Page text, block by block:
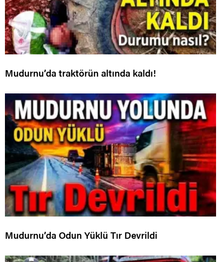
Mudurnu’da traktörün altında kaldı!
Mudurnu’da Odun Yüklü Tır Devrildi